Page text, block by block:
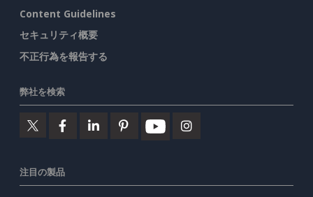
Content Guidelines
セキュリティ概要
不正行為を報告する
弊社を検索
注目の製品